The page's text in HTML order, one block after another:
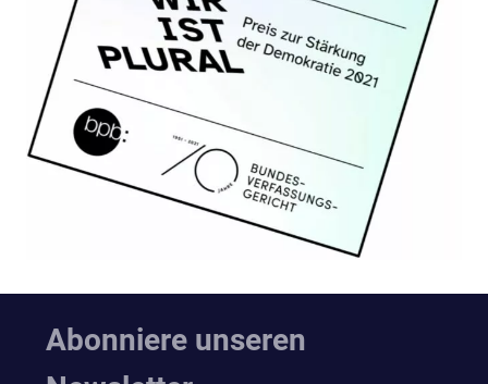
Abonniere unseren